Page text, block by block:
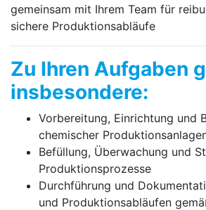
gemeinsam mit Ihrem Team für
sichere Produktionsabläufe
Zu Ihren Aufgaben
insbesondere:
Vorbereitung, Einrichtung und
chemischer
Befüllung, Überwachung und
Produktionsprozesse
Durchführung und
und Produktionsabläufen